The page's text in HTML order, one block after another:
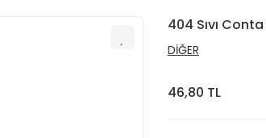
404 Sıvı
DİĞER
46,80 TL